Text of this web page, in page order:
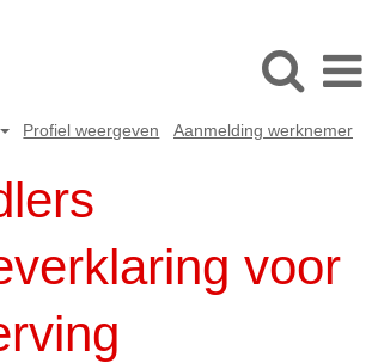
Profiel weergeven Aanmelding werknemer
voor